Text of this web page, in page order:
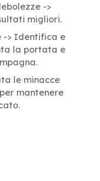
->
migliori.
-> Identifica e
la portata e
le minacce
mantenere